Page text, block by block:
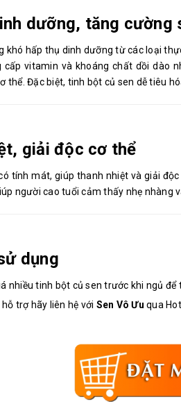
dưỡng, tăng
khó hấp thụ dinh dưỡng từ các loại
cấp vitamin và khoáng chất dồi dào
thể. Đặc biệt, tinh bột củ sen dễ tiêu
giải độc cơ thể
tính mát, giúp thanh nhiệt và giải độc
người cao tuổi cảm thấy nhẹ nhàng
dụng
nhiều tinh bột củ sen trước khi ngủ để
trợ hãy liên hệ với Sen Vô Ưu qua